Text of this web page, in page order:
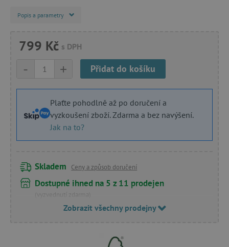
Popis a parametry
799 Kč s DPH
+
- Přidat do košíku
Plaťte pohodlně až po doručení a
vyzkoušení zboží. Zdarma a bez navýšení.
Jak na to?
Skladem Ceny a způsob doručení
Dostupné ihned na 5 z 11 prodejen
(vyzvednutí zdarma)
Zobrazit všechny prodejny